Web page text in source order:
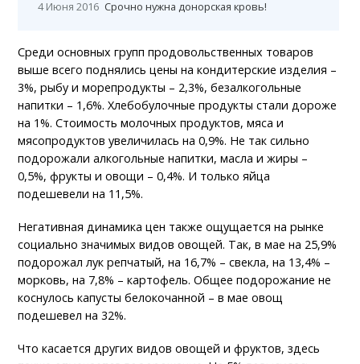
4 Июня 2016 Срочно нужна донорская кровь!
Среди основных групп продовольственных товаров
выше всего поднялись цены на кондитерские изделия –
3%, рыбу и морепродукты – 2,3%, безалкогольные
напитки – 1,6%. Хлебобулочные продукты стали дороже
на 1%. Стоимость молочных продуктов, мяса и
мясопродуктов увеличилась на 0,9%. Не так сильно
подорожали алкогольные напитки, масла и жиры –
0,5%, фрукты и овощи – 0,4%. И только яйца
подешевели на 11,5%.
Негативная динамика цен также ощущается на рынке
социально значимых видов овощей. Так, в мае на 25,9%
подорожал лук репчатый, на 16,7% – свекла, на 13,4% –
морковь, на 7,8% – картофель. Общее подорожание не
коснулось капусты белокочанной – в мае овощ
подешевел на 32%.
Что касается других видов овощей и фруктов, здесь